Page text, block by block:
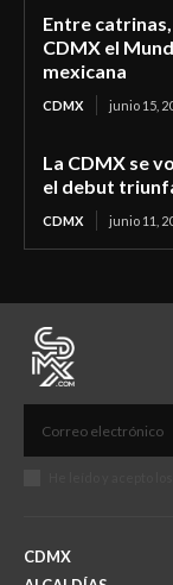
Entre
CDMX el
mexicana
CDMX junio 15,
La CDMX se
el debut
CDMX junio 11,
CDMX